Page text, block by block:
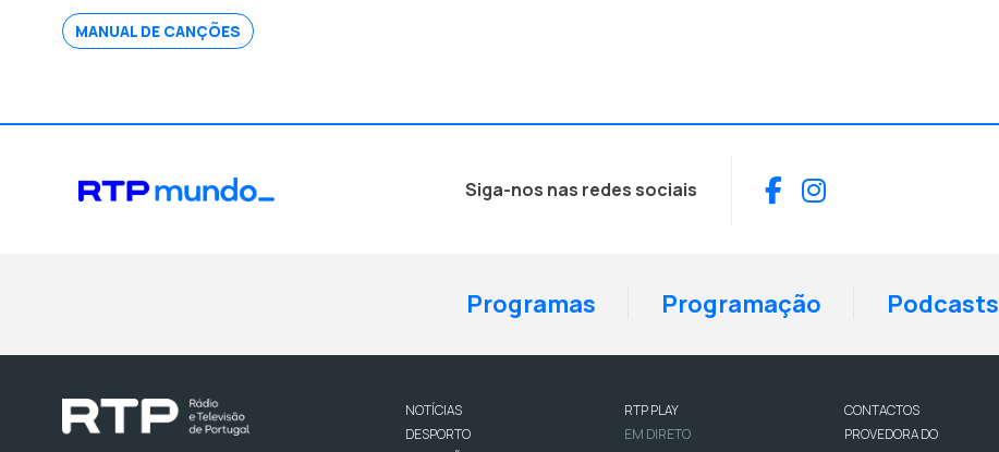
MANUAL DE CANÇÕES
Siga-nos nas redes sociais Facebook
Instagram
Programas Programação Podcasts
NOTÍCIAS
DESPORTO
RTP PLAY
EM DIRETO
CONTACTOS
PROVEDORA DO